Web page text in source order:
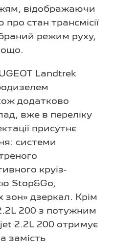
відображаючи
стан трансмісії
режим руху,
Landtrek
додатково
вже в переліку
присутнє
системи
круїз-
Stop&Go,
зон» дзеркал. Крім
200 з потужним
2.2L 200 отримує
замість